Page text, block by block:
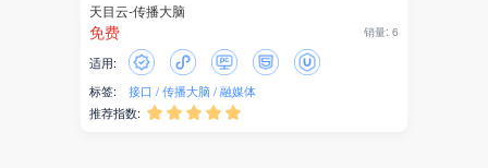
天目云-传播大脑
免费 销量: 6
适用:
标签:
接口 传播大脑 融媒体
推荐指数:     